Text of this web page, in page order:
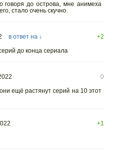
до острова, мне анимеха
стало очень скучно.
в ответ на ↓
+2
до конца сериала
0
ещё растянут серий на 10 этот
+1